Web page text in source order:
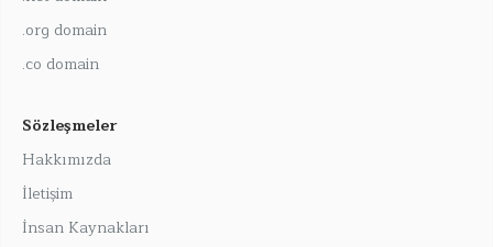
.org domain
.co domain
Sözleşmeler
Hakkımızda
İletişim
İnsan Kaynakları